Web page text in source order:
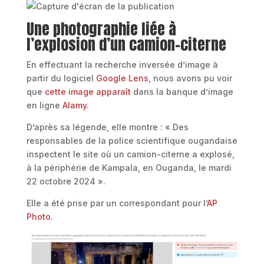
Une photographie liée à
l’explosion d’un camion-citerne
En effectuant la recherche inversée d’image à
partir du logiciel Google Lens , nous avons pu voir
que cette image apparaît dans la banque d’image
en ligne Alamy.
D’après sa légende, elle montre : « Des
responsables de la police scientifique ougandaise
inspectent le site où un camion-citerne a explosé,
à la périphérie de Kampala, en Ouganda, le mardi
22 octobre 2024 ».
Elle a été prise par un correspondant pour l’AP
Photo.